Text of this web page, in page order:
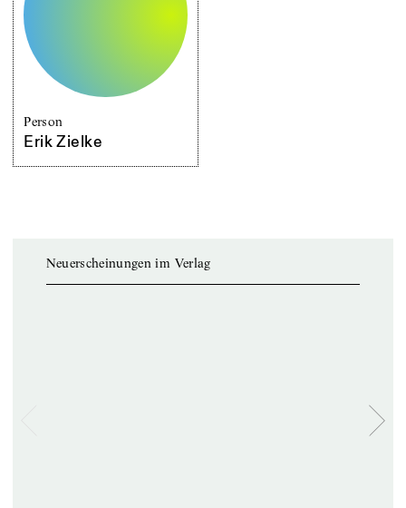
Person
Erik Zielke
Neuerscheinungen im Verlag